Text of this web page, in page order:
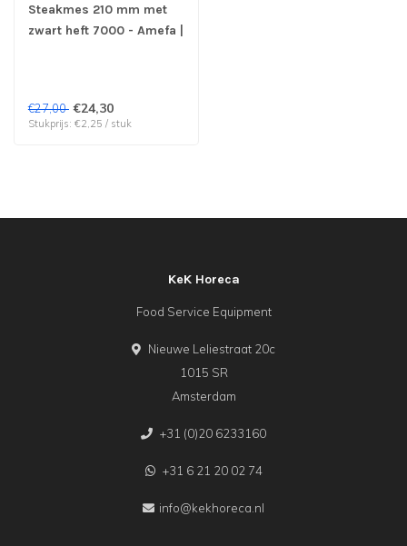
Steakmes 210 mm met
zwart heft 7000 - Amefa |
€27,00 €24,30
Stukprijs: €2,25 / stuk
KeK Horeca
Food Service Equipment
Nieuwe Leliestraat 20c
1015 SR
Amsterdam
+31 (0)20 6233160
+31 6 21 20 02 74
info@kekhoreca.nl